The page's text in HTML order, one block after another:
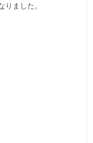
ました。